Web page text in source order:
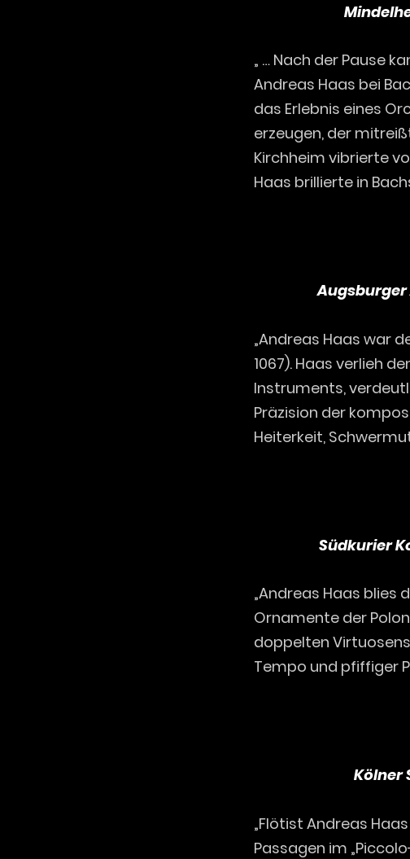
„ … Nach der Pause
Andreas Haas bei
das Erlebnis eines
erzeugen, der
Kirchheim vibrierte
Haas brillierte in
Augsburger
„Andreas Haas war
1067). Haas verlieh
Instruments,
Präzision der
Heiterkeit,
Südkurier
„Andreas Haas blies
Ornamente der
doppelten
Tempo und pfiffiger
Kölner
„Flötist Andreas
Passagen im